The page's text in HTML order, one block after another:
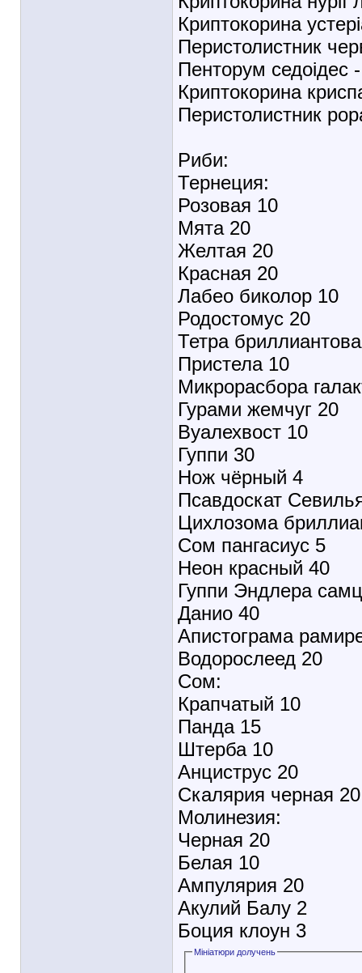
Криптокорина
Перистолистник
Пенторум седоідес
Криптокорина
Перистолистник
Риби:
Тернеция:
Розовая 10
Мята 20
Желтая 20
Красная 20
Лабео биколор 10
Родостомус 20
Тетра
Пристела 10
Микрорасбора
Гурами жемчуг 20
Вуалехвост 10
Гуппи 30
Нож чёрный 4
Псавдоскат
Цихлозома
Сом пангасиус 5
Неон красный 40
Гуппи Эндлера
Данио 40
Апистограма
Водорослеед 20
Сом:
Крапчатый 10
Панда 15
Штерба 10
Анциструс 20
Скалярия черная 20
Молинезия:
Черная 20
Белая 10
Ампулярия 20
Акулий Балу 2
Боция клоун 3
Мініатюри долучень